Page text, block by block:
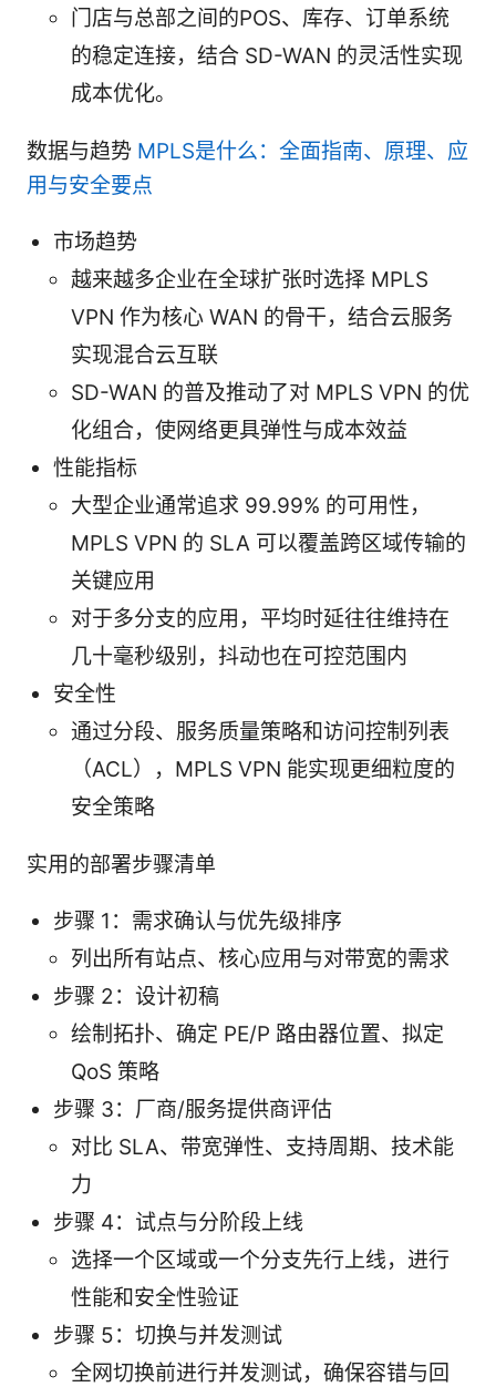
门店与总部之间的POS、库存、订单系统
的稳定连接，结合 SD-WAN 的灵活性实现
成本优化。
数据与趋势 MPLS是什么：全面指南、原理、应
用与安全要点
市场趋势
越来越多企业在全球扩张时选择 MPLS
VPN 作为核心 WAN 的骨干，结合云服务
实现混合云互联
SD-WAN 的普及推动了对 MPLS VPN 的优
化组合，使网络更具弹性与成本效益
性能指标
大型企业通常追求 99.99% 的可用性，
MPLS VPN 的 SLA 可以覆盖跨区域传输的
关键应用
对于多分支的应用，平均时延往往维持在
几十毫秒级别，抖动也在可控范围内
安全性
通过分段、服务质量策略和访问控制列表
（ACL），MPLS VPN 能实现更细粒度的
安全策略
实用的部署步骤清单
步骤 1：需求确认与优先级排序
列出所有站点、核心应用与对带宽的需求
步骤 2：设计初稿
绘制拓扑、确定 PE/P 路由器位置、拟定
QoS 策略
步骤 3：厂商/服务提供商评估
对比 SLA、带宽弹性、支持周期、技术能
力
步骤 4：试点与分阶段上线
选择一个区域或一个分支先行上线，进行
性能和安全性验证
步骤 5：切换与并发测试
全网切换前进行并发测试，确保容错与回